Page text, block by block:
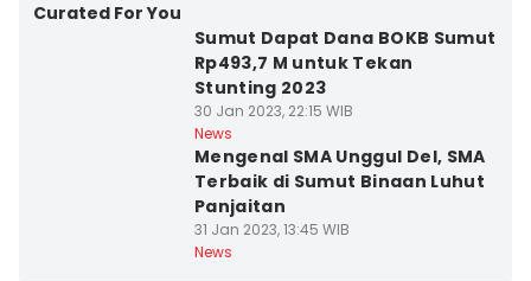
Curated For You
Sumut Dapat Dana BOKB Sumut
Rp493,7 M untuk Tekan
Stunting 2023
30 Jan 2023, 22:15 WIB
News
Mengenal SMA Unggul Del, SMA
Terbaik di Sumut Binaan Luhut
Panjaitan
31 Jan 2023, 13:45 WIB
News